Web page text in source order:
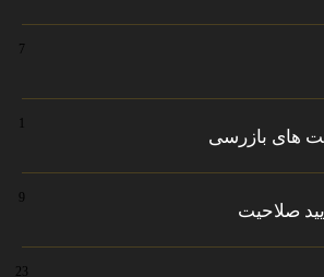
7
های بازرسی
صلاحیت
9
23